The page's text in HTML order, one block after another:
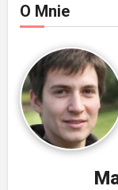
O Mnie